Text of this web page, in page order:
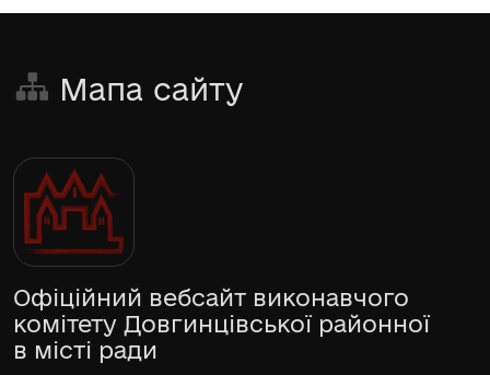
Мапа сайту
Офіційний вебсайт виконавчого
комітету Довгинцівської районної
в місті ради